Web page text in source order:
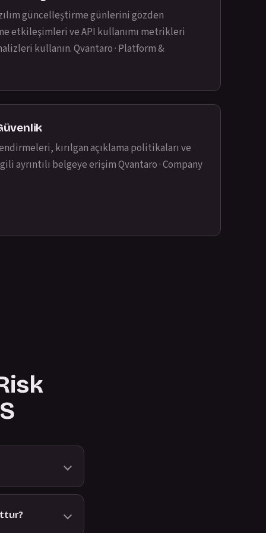
güncelleştirme günlerini gözden
etkileşimleri ve API kullanımı metrikleri
kullanın.Qvantaro · Platform &
kırılgan açıklama politikaları ve
ayrıntılı belgeye erişimQvantaro · Company